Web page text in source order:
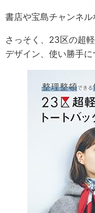
書店や宝島チャンネル
さっそく、23区の超
デザイン、使い勝手に